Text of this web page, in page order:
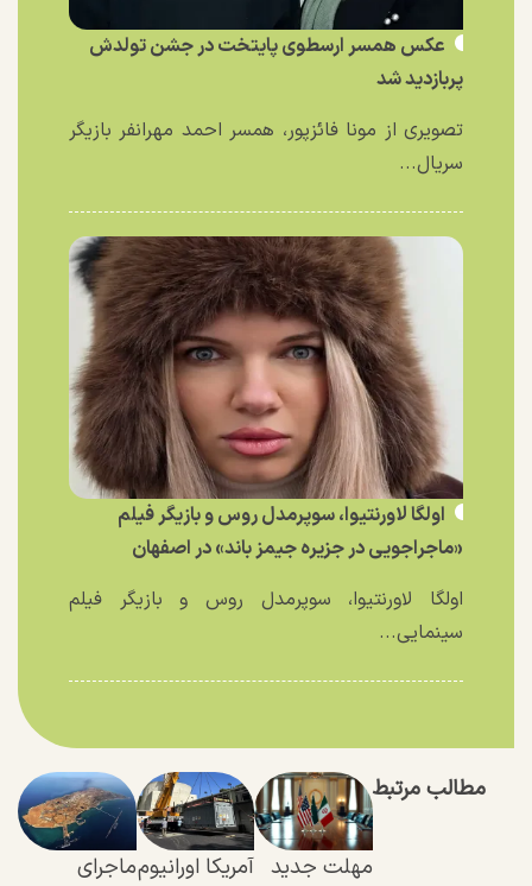
عکس همسر ارسطوی پایتخت در جشن تولدش
پربازدید شد
تصویری از مونا فائزپور، همسر احمد مهرانفر بازیگر
سریال...
اولگا لاورنتیوا، سوپرمدل روس و بازیگر فیلم
«ماجراجویی در جزیره جیمز باند» در اصفهان
اولگا لاورنتیوا، سوپرمدل روس و بازیگر فیلم
سینمایی...
مطالب مرتبط
مهلت جدید آمریکا اورانیومماجرای